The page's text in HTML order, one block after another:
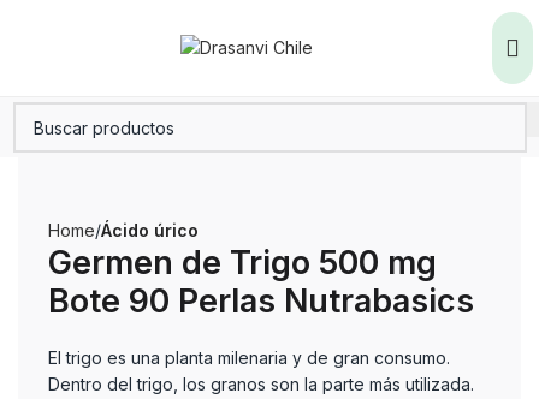
Home Ácido úrico
Germen de Trigo 500 mg
Bote 90 Perlas Nutrabasics
El trigo es una planta milenaria y de gran consumo.
Dentro del trigo, los granos son la parte más utilizada.